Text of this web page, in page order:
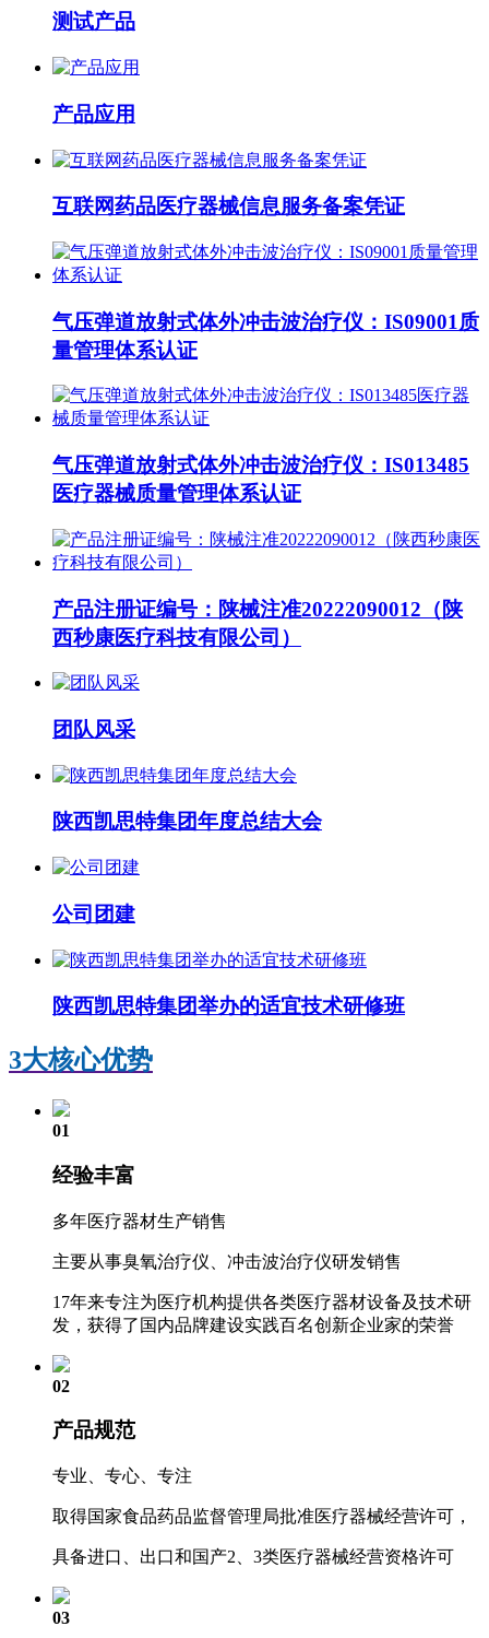
测试产品
产品应用
互联网药品医疗器械信息服务备案凭证
气压弹道放射式体外冲击波治疗仪：IS09001质
量管理体系认证
气压弹道放射式体外冲击波治疗仪：IS013485
医疗器械质量管理体系认证
产品注册证编号：陕械注准20222090012（陕
西秒康医疗科技有限公司）
团队风采
陕西凯思特集团年度总结大会
公司团建
陕西凯思特集团举办的适宜技术研修班
3大核心优势
01
经验丰富
多年医疗器材生产销售
主要从事臭氧治疗仪、冲击波治疗仪研发销售
17年来专注为医疗机构提供各类医疗器材设备及技术研
发，获得了国内品牌建设实践百名创新企业家的荣誉
02
产品规范
专业、专心、专注
取得国家食品药品监督管理局批准医疗器械经营许可，
具备进口、出口和国产2、3类医疗器械经营资格许可
03